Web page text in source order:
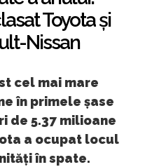
Toyota și
Nissan
cel mai mare
în primele șase
de 5.37 milioane
a ocupat locul
în spate.